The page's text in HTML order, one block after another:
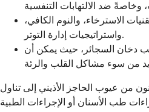
الاسترخاء، والنوم الكافي،
واستراتيجيات إدارة التوتر.
دخان السجائر، حيث يمكن أن
من عيوب الحاجز الأذيني إلى تناول
طب الأسنان أو الإجراءات الطبية